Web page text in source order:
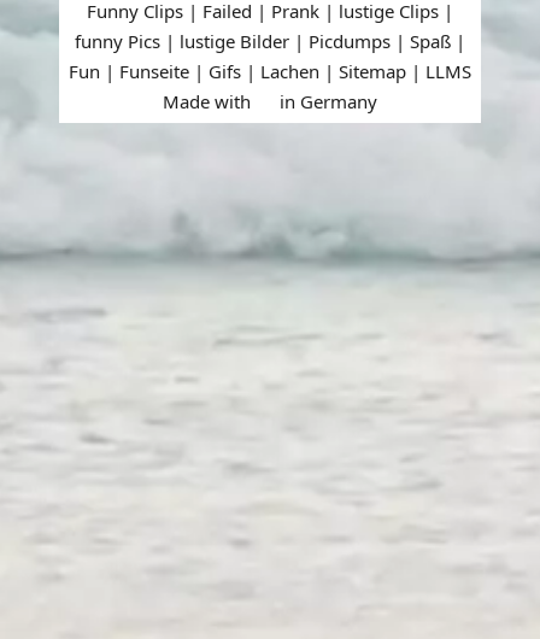
Funny Clips | Failed | Prank | lustige Clips |
funny Pics | lustige Bilder | Picdumps | Spaß |
Fun | Funseite | Gifs | Lachen | Sitemap | LLMS
Made with
in Germany